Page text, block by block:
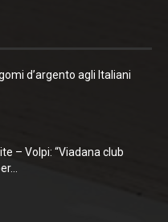
d’argento agli Italiani
– Volpi: “Viadana club